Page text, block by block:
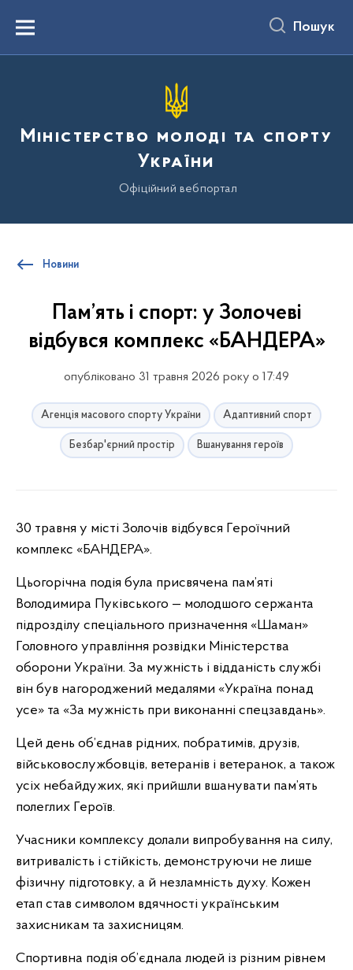
вмістуMenu Пошук
Міністерство молоді та спорту
України
Офіційний вебпортал
Новини
Пам’ять і спорт: у Золочеві
відбувся комплекс «БАНДЕРА»
опубліковано 31 травня 2026 року о 17:49
Агенція масового спорту України Адаптивний спорт
Безбар'єрний простір Вшанування героїв
30 травня у місті Золочів відбувся Героїчний
комплекс «БАНДЕРА».
Цьогорічна подія була присвячена пам’яті
Володимира Пуківського — молодшого сержанта
підрозділу спеціального призначення «Шаман»
Головного управління розвідки Міністерства
оборони України. За мужність і відданість службі
він був нагороджений медалями «Україна понад
усе» та «За мужність при виконанні спецзавдань».
Цей день об’єднав рідних, побратимів, друзів,
військовослужбовців, ветеранів і ветеранок, а також
усіх небайдужих, які прийшли вшанувати пам’ять
полеглих Героїв.
Учасники комплексу долали випробування на силу,
витривалість і стійкість, демонструючи не лише
фізичну підготовку, а й незламність духу. Кожен
етап став символом вдячності українським
захисникам та захисницям.
Спортивна подія об’єднала людей із різним рівнем